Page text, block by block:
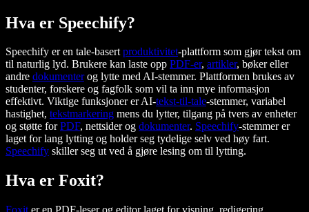
Hva er Speechify?
Speechify er en tale-basertproduktivitet-plattform som gjør tekst om
til naturlig lyd. Brukere kan laste opp PDF-er, artikler, bøker eller
andre dokumenterog lytte med AI-stemmer. Plattformen brukes av
studenter, forskere og fagfolk som vil ta inn mye informasjon
effektivt. Viktige funksjoner er AI-tekst-til-tale-stemmer, variabel
hastighet, tekstmarkering mens du lytter, tilgang på tvers av enheter
og støtte forPDF, nettsider og dokumenter. Speechify-stemmer er
laget for lang lytting og holder seg tydelige selv ved høy fart.
Speechify skiller seg ut ved å gjøre lesing om til lytting.
Hva er Foxit?